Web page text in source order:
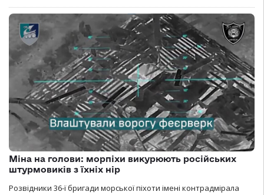
Міна на голови: морпіхи викурюють російських
штурмовиків з їхніх нір
Розвідники 36-ї бригади морської піхоти імені контрадмірала